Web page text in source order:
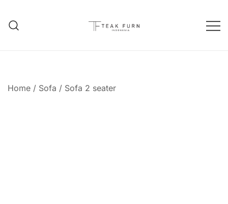
Home / Sofa / Sofa 2 seater